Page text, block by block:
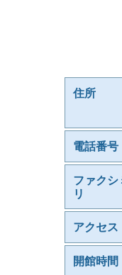
住所
電話番号
ファクシ
リ
アクセス
開館時間